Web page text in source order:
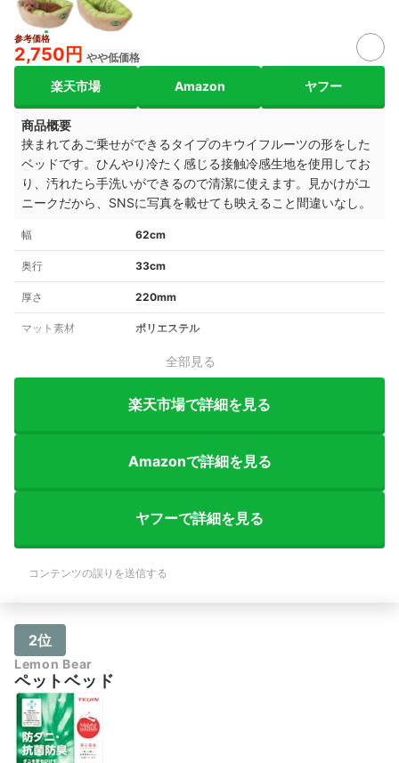
参考価格
2,750円 やや低価格
楽天市場 Amazon ヤフー
商品概要
挟まれてあご乗せができるタイプのキウイフルーツの形をした
ベッドです。ひんやり冷たく感じる接触冷感生地を使用してお
り、汚れたら手洗いができるので清潔に使えます。見かけがユ
ニークだから、SNSに写真を載せても映えること間違いなし。
幅 62cm
奥行 33cm
厚さ 220mm
マット素材 ポリエステル
全部見る
楽天市場で詳細を見る
Amazonで詳細を見る
ヤフーで詳細を見る
コンテンツの誤りを送信する
2位
Lemon Bear
ペットベッド